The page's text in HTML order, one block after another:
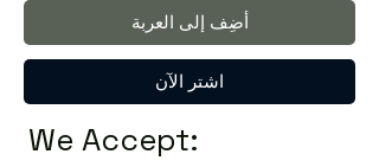
أضِف إلى العربة
اشترِ الآن
We Accept: